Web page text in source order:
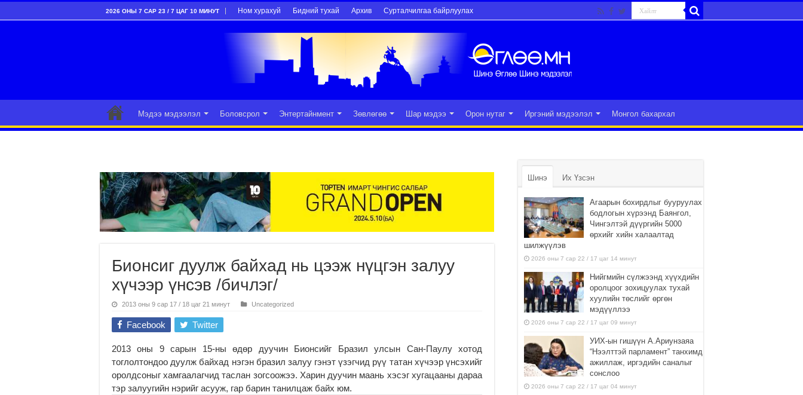
2026 ОНЫ 7 САР 23 / 7 ЦАГ 10 МИНУТ Ном хурахуй Бидний тухай Архив Сурталчилгаа байрлуулах
Мэдээ мэдээлэл Боловсрол Энтертайнмент Зөвлөгөө Шар мэдээ Орон нутаг Иргэний мэдээлэл Монгол бахархал
Бионсиг дуулж байхад нь цээж нүцгэн залуу
хүчээр үнсэв /бичлэг/
2013 оны 9 сар 17 / 18 цаг 21 минут Uncategorized
Facebook Twitter
2013 оны 9 сарын 15-ны өдөр дуучин Бионсийг Бразил улсын Сан-Паулу хотод
тоглолтондоо дуулж байхад нэгэн бразил залуу гэнэт үзэгчид рүү татан хүчээр үнсэхийг
оролдсоныг хамгаалагчид таслан зогсоожээ. Харин дуучин маань хэсэг хугацааны дараа
тэр залуугийн нэрийг асууж, гар барин танилцаж байх юм.
Шинэ Их Үзсэн
Агаарын бохирдлыг бууруулах
бодлогын хүрээнд Баянгол,
Чингэлтэй дүүргийн 5000
өрхийг хийн халаалтад
шилжүүлэв
2026 оны 7 сар 22 / 17 цаг 14 минут
Нийгмийн сүлжээнд хүүхдийн
оролцоог зохицуулах тухай
хуулийн төслийг өргөн
мэдүүллээ
2026 оны 7 сар 22 / 17 цаг 09 минут
УИХ-ын гишүүн А.Ариунзаяа
“Нээлттэй парламент” танхимд
ажиллаж, иргэдийн саналыг
сонслоо
2026 оны 7 сар 22 / 17 цаг 04 минут